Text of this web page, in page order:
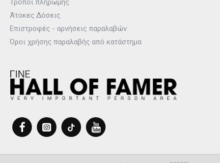
Τρόποι πληρωμής
Άτοκες Δόσεις
Επιστροφές - αρνήσεις παραλαβών
Όροι χρήσης παραλαβής από κατάστημα